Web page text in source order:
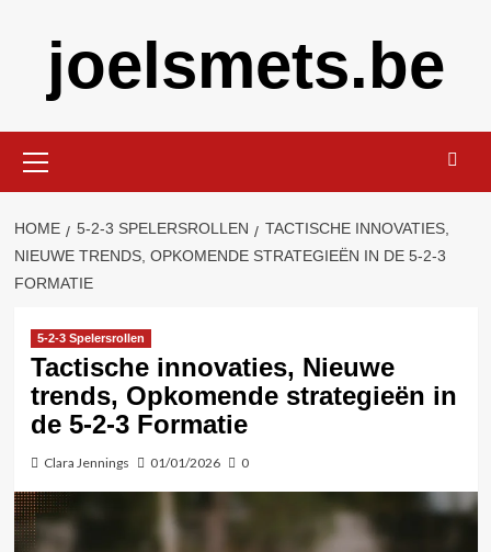
joelsmets.be
Menu
HOME 5-2-3 SPELERSROLLEN
TACTISCHE INNOVATIES,
NIEUWE TRENDS, OPKOMENDE STRATEGIEËN IN DE 5-2-3
FORMATIE
5-2-3 Spelersrollen
Tactische innovaties, Nieuwe
trends, Opkomende strategieën in
de 5-2-3 Formatie
Clara Jennings 01/01/2026 0